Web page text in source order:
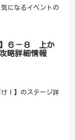
になるイベントの
】６－８ 上か
略詳細情報
！】のステージ詳